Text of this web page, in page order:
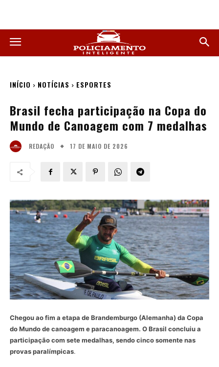
INÍCIO NOTÍCIAS ESPORTES
Brasil fecha participação na Copa do
Mundo de Canoagem com 7 medalhas
REDAÇÃO 17 DE MAIO DE 2026
Chegou ao fim a etapa de Brandemburgo (Alemanha) da Copa
do Mundo de canoagem e paracanoagem. O Brasil concluiu a
participação com sete medalhas, sendo cinco somente nas
provas paralímpicas.